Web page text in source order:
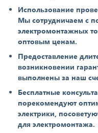
Использование
Мы сотрудничаем с
электромонтажных
оптовым ценам.
Предоставление
возникновении
выполнены за наш
Бесплатные
порекомендуют
электрики,
для электромонтажа.